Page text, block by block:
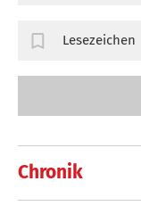
Chronik
Lesezeichen